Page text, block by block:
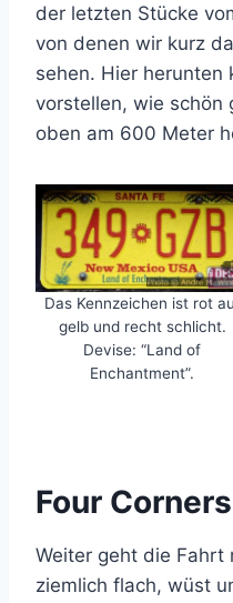
der letzten Stücke
von denen wir kurz
sehen. Hier herunten
vorstellen, wie schön
oben am 600 Meter
Das Kennzeichen ist rot
gelb und recht schlicht.
Devise: “Land of
Enchantment”.
Four Corners
Weiter geht die Fahrt
ziemlich flach, wüst